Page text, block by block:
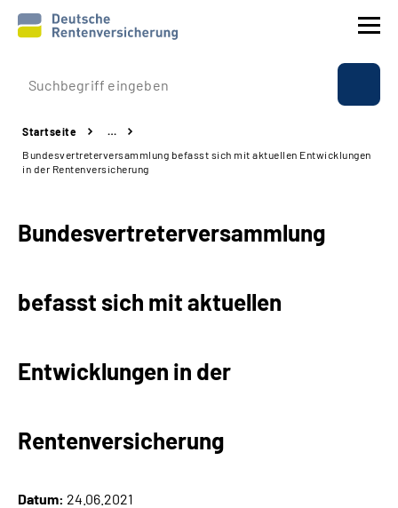
Prävention
Reha
Beratung & Kontakt
Experten
Suche
Startseite
…
Bundesvertreterversammlung befasst sich mit aktuellen Entwicklungen
in der Rentenversicherung
Bundesvertreterversammlung
befasst sich mit aktuellen
Entwicklungen in der
Rentenversicherung
Datum: 24.06.2021